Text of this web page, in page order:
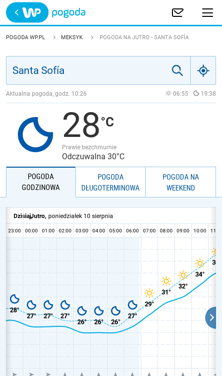
Trwa ładowanie
POLSKA
JAKOŚĆ POWIETRZA
POGODA WP.PL MEKSYK POGODA NA JUTRO - SANTA SOFÍA
Aktualna pogoda, godz. 10:26 06:55 19:38
28
Prawie bezchmurnie
Odczuwalna 30°C
POGODA
GODZINOWA
POGODA
DŁUGOTERMINOWA
POGODA NA
WEEKEND